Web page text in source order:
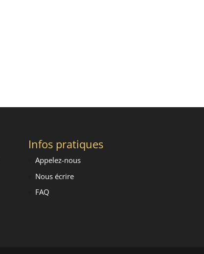
Infos pratiques
Appelez-nous
Nous écrire
FAQ